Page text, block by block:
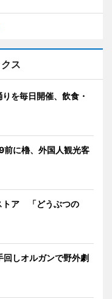
ス
を毎日開催、飲食・
に櫓、外国人観光客
トア 「どうぶつの
しオルガンで野外劇